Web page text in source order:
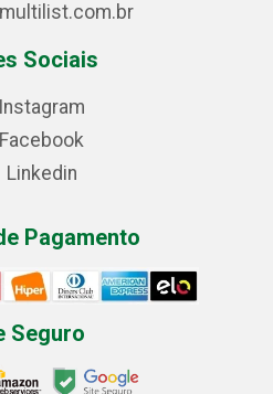
Sociais
Instagram
Facebook
Linkedin
Pagamento
Seguro